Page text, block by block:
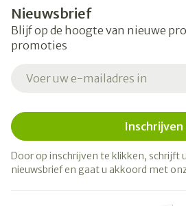
Nieuwsbrief
Blijf op de hoogte van nieuwe
promoties
Inschrijven
Door op inschrijven te klikken, schrijft
nieuwsbrief en gaat u akkoord met